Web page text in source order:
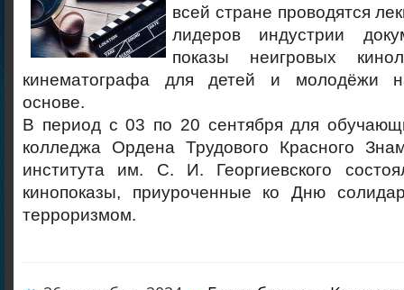
всей стране проводятся
лидеров индустрии
показы неигровых
кинематографа для детей и молодёжи
основе.
В период с 03 по 20 сентября для
колледжа Ордена Трудового Красного
института им. С. И. Георгиевского
кинопоказы, приуроченные ко Дню
терроризмом.